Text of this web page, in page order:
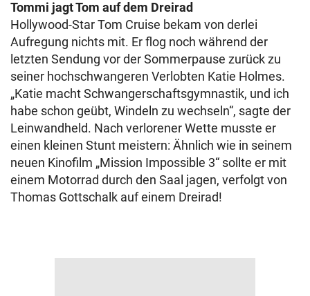
Tommi jagt Tom auf dem Dreirad
Hollywood-Star Tom Cruise bekam von derlei
Aufregung nichts mit. Er flog noch während der
letzten Sendung vor der Sommerpause zurück zu
seiner hochschwangeren Verlobten Katie Holmes.
„Katie macht Schwangerschaftsgymnastik, und ich
habe schon geübt, Windeln zu wechseln“, sagte der
Leinwandheld. Nach verlorener Wette musste er
einen kleinen Stunt meistern: Ähnlich wie in seinem
neuen Kinofilm „Mission Impossible 3“ sollte er mit
einem Motorrad durch den Saal jagen, verfolgt von
Thomas Gottschalk auf einem Dreirad!